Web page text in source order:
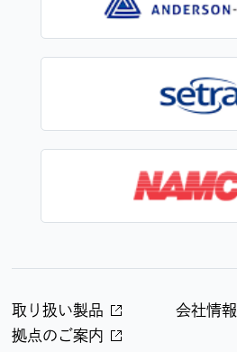
取り扱い製品
会社情報
拠点のご案内